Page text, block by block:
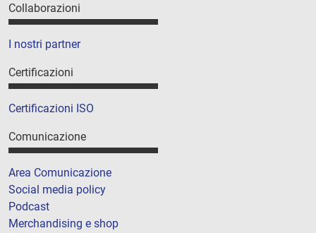
Collaborazioni
I nostri partner
Certificazioni
Certificazioni ISO
Comunicazione
Area Comunicazione
Social media policy
Podcast
Merchandising e shop